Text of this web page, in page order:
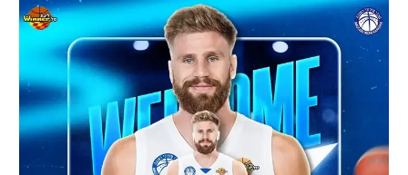
תנאי שימוש
מדיניות פרטיות
תקנון פעילות ספורט 1
רשיון להקרנה פומבית לבית עסק
אומנויות לחימה